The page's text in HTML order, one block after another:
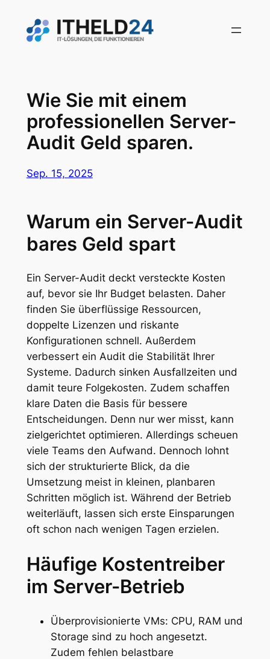
Inhalt
springen
Wie Sie mit einem
professionellen Server-
Audit Geld sparen.
Sep. 15, 2025
Warum ein Server-Audit
bares Geld spart
Ein Server-Audit deckt versteckte Kosten
auf, bevor sie Ihr Budget belasten. Daher
finden Sie überflüssige Ressourcen,
doppelte Lizenzen und riskante
Konfigurationen schnell. Außerdem
verbessert ein Audit die Stabilität Ihrer
Systeme. Dadurch sinken Ausfallzeiten und
damit teure Folgekosten. Zudem schaffen
klare Daten die Basis für bessere
Entscheidungen. Denn nur wer misst, kann
zielgerichtet optimieren. Allerdings scheuen
viele Teams den Aufwand. Dennoch lohnt
sich der strukturierte Blick, da die
Umsetzung meist in kleinen, planbaren
Schritten möglich ist. Während der Betrieb
weiterläuft, lassen sich erste Einsparungen
oft schon nach wenigen Tagen erzielen.
Häufige Kostentreiber
im Server-Betrieb
Überprovisionierte VMs: CPU, RAM und
Storage sind zu hoch angesetzt.
Zudem fehlen belastbare